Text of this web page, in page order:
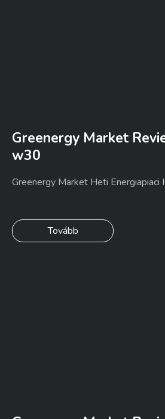
Greenergy Market
w30
Greenergy Market Heti Energiapiaci
Tovább